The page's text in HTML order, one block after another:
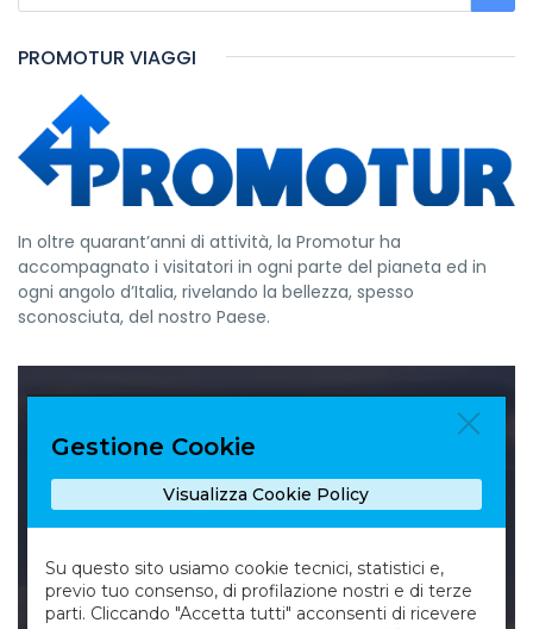
PROMOTUR VIAGGI
In oltre quarant’anni di attività, la Promotur ha
accompagnato i visitatori in ogni parte del pianeta ed in
ogni angolo d’Italia, rivelando la bellezza, spesso
sconosciuta, del nostro Paese.